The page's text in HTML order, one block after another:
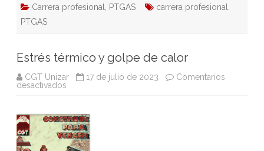
Carrera profesional, PTGAS carrera profesional,
PTGAS
Estrés térmico y golpe de calor
CGT Unizar 17 de julio de 2023
Comentarios
desactivados
golpe
de
calor